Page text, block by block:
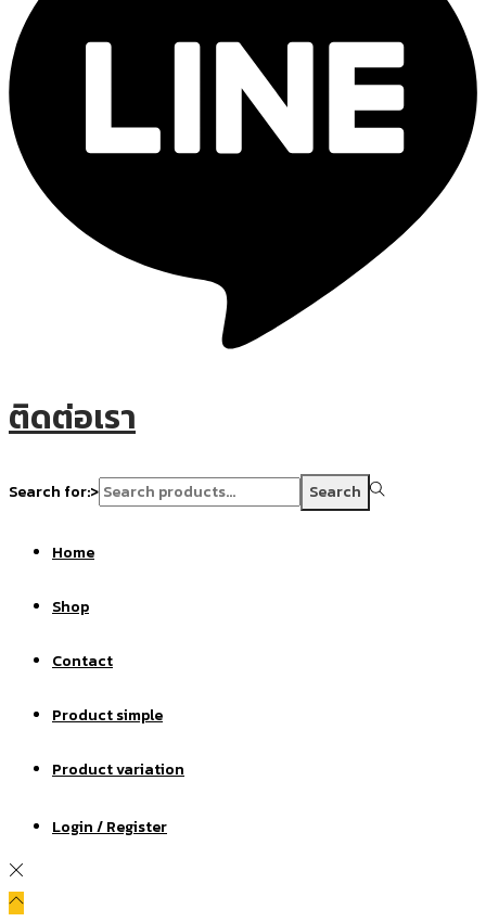
ติดต่อเรา
Search for:> Search
Home
Shop
Contact
Product simple
Product variation
Login / Register